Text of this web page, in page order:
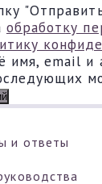
обработку
имя, email и
и ответы